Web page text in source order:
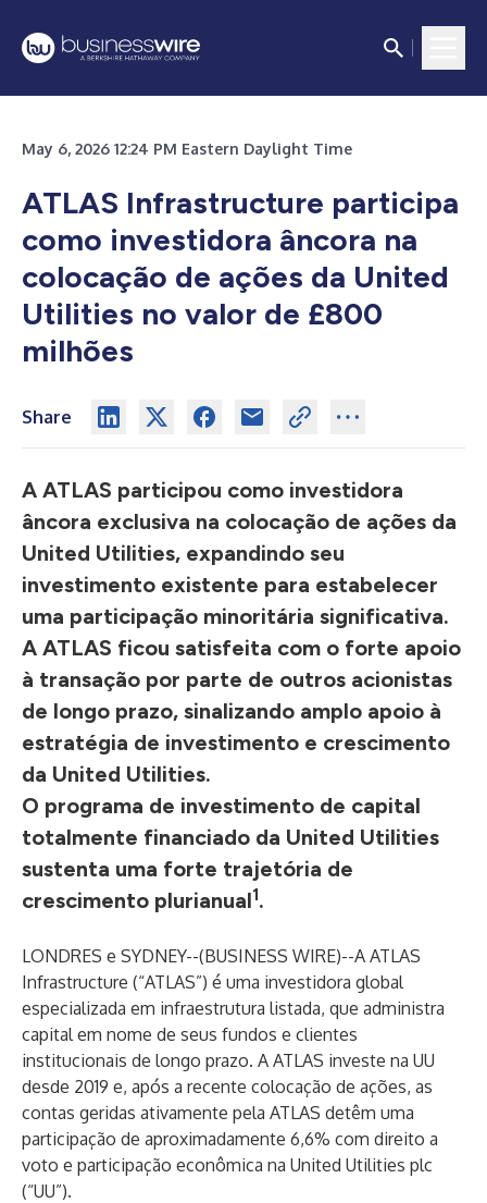
May 6, 2026 12:24 PM Eastern Daylight Time
ATLAS Infrastructure participa
como investidora âncora na
colocação de ações da United
Utilities no valor de £800
milhões
Share
A ATLAS participou como investidora
âncora exclusiva na colocação de ações da
United Utilities, expandindo seu
investimento existente para estabelecer
uma participação minoritária significativa.
A ATLAS ficou satisfeita com o forte apoio
à transação por parte de outros acionistas
de longo prazo, sinalizando amplo apoio à
estratégia de investimento e crescimento
da United Utilities.
O programa de investimento de capital
totalmente financiado da United Utilities
sustenta uma forte trajetória de
crescimento plurianual1.
LONDRES e SYDNEY--(BUSINESS WIRE)--A ATLAS
Infrastructure (“ATLAS”) é uma investidora global
especializada em infraestrutura listada, que administra
capital em nome de seus fundos e clientes
institucionais de longo prazo. A ATLAS investe na UU
desde 2019 e, após a recente colocação de ações, as
contas geridas ativamente pela ATLAS detêm uma
participação de aproximadamente 6,6% com direito a
voto e participação econômica na United Utilities plc
(“UU”).